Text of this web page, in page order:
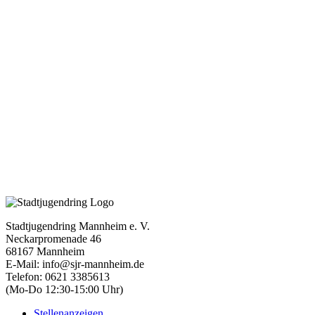
Stadtjugendring Mannheim e. V.
Neckarpromenade 46
68167 Mannheim
E-Mail: info@sjr-mannheim.de
Telefon: 0621 3385613
(Mo-Do 12:30-15:00 Uhr)